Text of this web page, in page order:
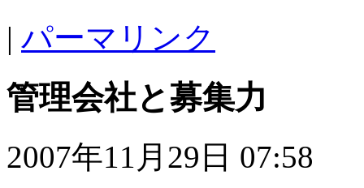
| パーマリンク
管理会社と募集力
2007年11月29日 07:58